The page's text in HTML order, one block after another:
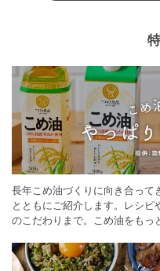
長年こめ油づくりに向き合っ
とともにご紹介します。レシ
のこだわりまで。こめ油をもっ